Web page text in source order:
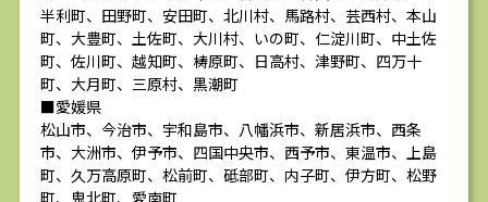
半利町、田野町、安田町、北川村、馬路村、芸西村、本山
町、大豊町、土佐町、大川村、いの町、仁淀川町、中土佐
町、佐川町、越知町、梼原町、日高村、津野町、四万十
町、大月町、三原村、黒潮町
■愛媛県
松山市、今治市、宇和島市、八幡浜市、新居浜市、西条
市、大洲市、伊予市、四国中央市、西予市、東温市、上島
町、久万高原町、松前町、砥部町、内子町、伊方町、松野